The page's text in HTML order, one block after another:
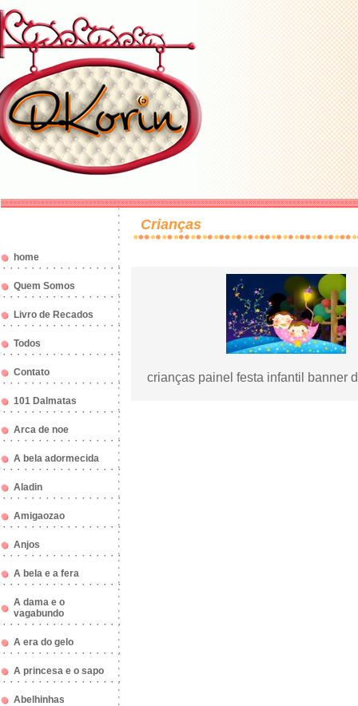
home
Quem Somos
Livro de Recados
Todos
Contato
101 Dalmatas
Arca de noe
A bela adormecida
Aladin
Amigaozao
Anjos
A bela e a fera
A dama e o
vagabundo
A era do gelo
A princesa e o sapo
Abelhinhas
Crianças
crianças painel festa infantil banner